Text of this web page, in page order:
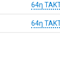
64η
64η